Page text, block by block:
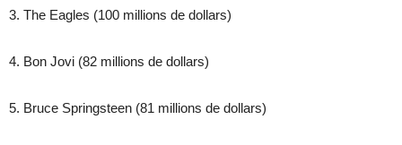
3. The Eagles (100 millions de dollars)
4. Bon Jovi (82 millions de dollars)
5. Bruce Springsteen (81 millions de dollars)